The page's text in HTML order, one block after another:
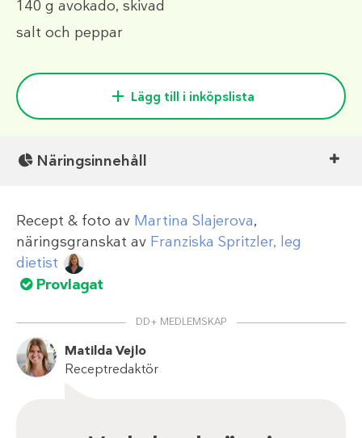
140 g avokado, skivad
salt och peppar
Lägg till i inköpslista
Näringsinnehåll
Recept & foto av Martina Slajerova,
näringsgranskat av Franziska Spritzler, leg
dietist
Provlagat
DD+ MEDLEMSKAP
Matilda Vejlo
Receptredaktör